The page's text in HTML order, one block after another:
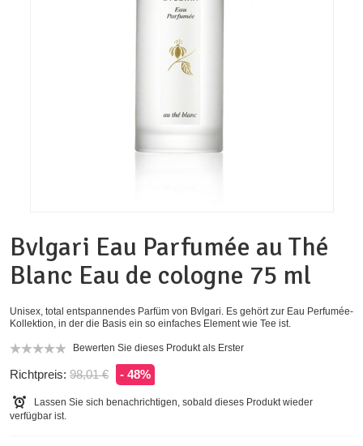
Bvlgari Eau Parfumée au Thé
Blanc Eau de cologne 75 ml
Unisex, total entspannendes Parfüm von Bvlgari. Es gehört zur Eau Perfumée-
Kollektion, in der die Basis ein so einfaches Element wie Tee ist.
Bewerten Sie dieses Produkt als Erster
Richtpreis: 98,01 € - 48%
Lassen Sie sich benachrichtigen, sobald dieses Produkt wieder
verfügbar ist.